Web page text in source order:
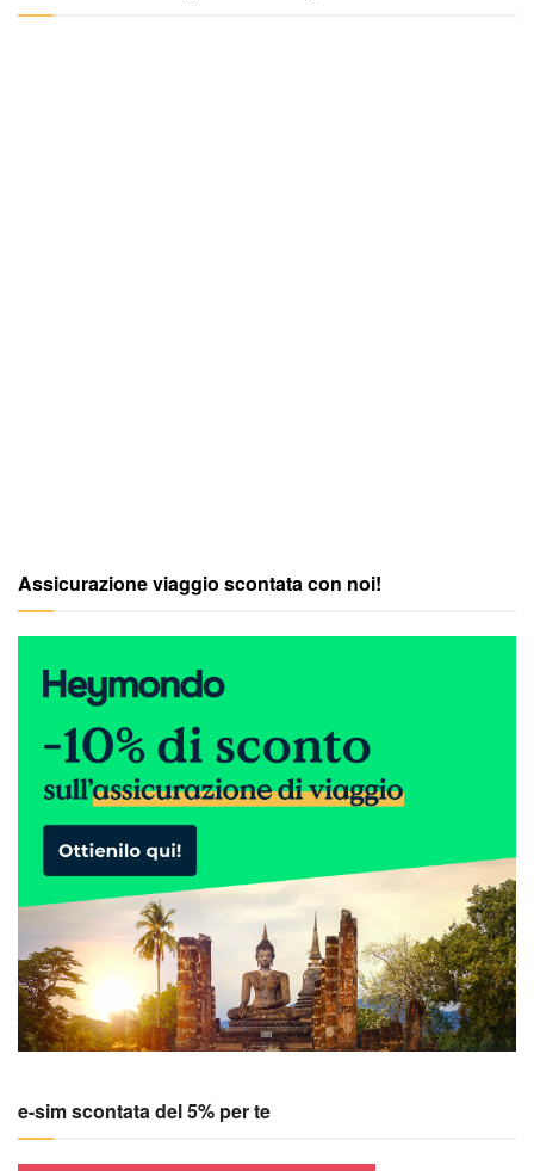
Assicurazione viaggio scontata con noi!
e-sim scontata del 5% per te